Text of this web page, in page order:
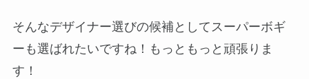
そんなデザイナー選びの候補としてスーパーボギ
ーも選ばれたいですね！もっともっと頑張りま
す！